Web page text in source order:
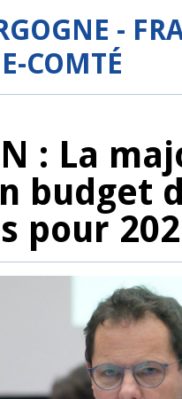
-
COMTÉ
: La
budget
pour